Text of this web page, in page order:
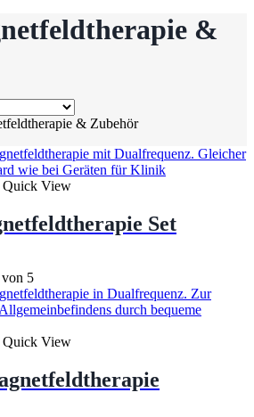
&
& Zubehör
Quick View
Set
von 5
Quick View